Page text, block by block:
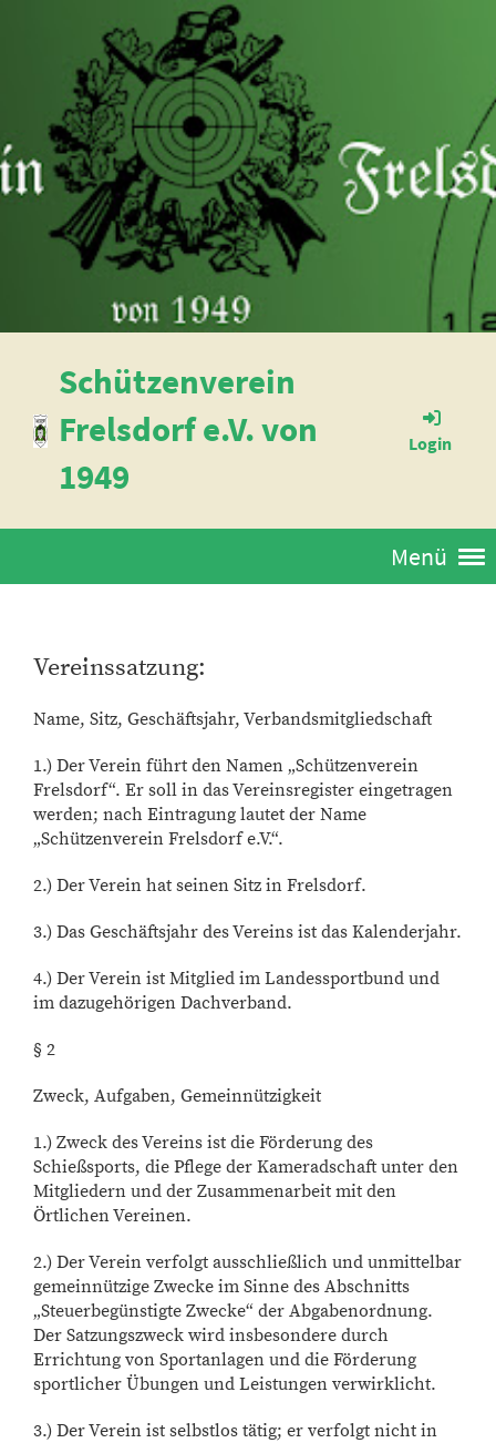
Schützenverein
Frelsdorf e.V. von
1949
Login
Menü
Vereinssatzung:
Name, Sitz, Geschäftsjahr, Verbandsmitgliedschaft
1.) Der Verein führt den Namen „Schützenverein
Frelsdorf“. Er soll in das Vereinsregister eingetragen
werden; nach Eintragung lautet der Name
„Schützenverein Frelsdorf e.V.“.
2.) Der Verein hat seinen Sitz in Frelsdorf.
3.) Das Geschäftsjahr des Vereins ist das Kalenderjahr.
4.) Der Verein ist Mitglied im Landessportbund und
im dazugehörigen Dachverband.
§ 2
Zweck, Aufgaben, Gemeinnützigkeit
1.) Zweck des Vereins ist die Förderung des
Schießsports, die Pflege der Kameradschaft unter den
Mitgliedern und der Zusammenarbeit mit den
Örtlichen Vereinen.
2.) Der Verein verfolgt ausschließlich und unmittelbar
gemeinnützige Zwecke im Sinne des Abschnitts
„Steuerbegünstigte Zwecke“ der Abgabenordnung.
Der Satzungszweck wird insbesondere durch
Errichtung von Sportanlagen und die Förderung
sportlicher Übungen und Leistungen verwirklicht.
3.) Der Verein ist selbstlos tätig; er verfolgt nicht in